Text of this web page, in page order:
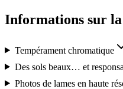
Informations sur
Tempérament chromatique
Des sols beaux… et
Photos de lames en haute